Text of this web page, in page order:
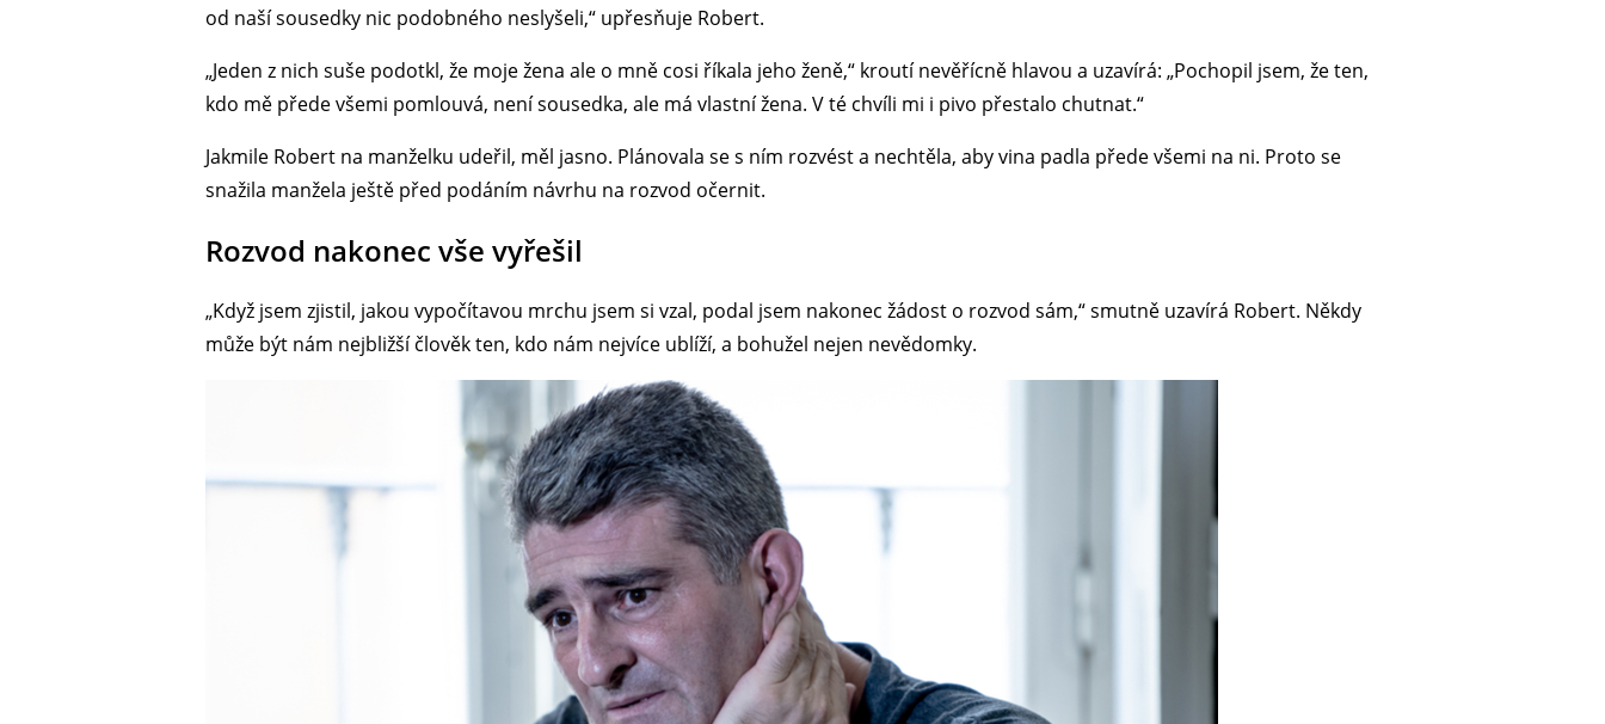
od naší sousedky nic podobného neslyšeli,“ upřesňuje Robert.
„Jeden z nich suše podotkl, že moje žena ale o mně cosi říkala jeho ženě,“ kroutí nevěřícně hlavou a uzavírá: „Pochopil jsem, že ten,
kdo mě přede všemi pomlouvá, není sousedka, ale má vlastní žena. V té chvíli mi i pivo přestalo chutnat.“
Jakmile Robert na manželku udeřil, měl jasno. Plánovala se s ním rozvést a nechtěla, aby vina padla přede všemi na ni. Proto se
snažila manžela ještě před podáním návrhu na rozvod očernit.
Rozvod nakonec vše vyřešil
„Když jsem zjistil, jakou vypočítavou mrchu jsem si vzal, podal jsem nakonec žádost o rozvod sám,“ smutně uzavírá Robert. Někdy
může být nám nejbližší člověk ten, kdo nám nejvíce ublíží, a bohužel nejen nevědomky.